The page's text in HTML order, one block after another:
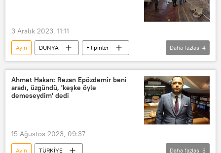
3 Aralık 2023, 11:11
Ayin DÜNYA
Filipinler
Filipin
Saldırı
Bombalı saldırı
pazar ayini
Daha fazlası 4
Ahmet Hakan: Rezan Epözdemir beni
aradı, üzgündü, 'keşke öyle
demeseydim' dedi
15 Ağustos 2023, 09:37
Ayin
TÜRKİYE
Daha fazlası 3